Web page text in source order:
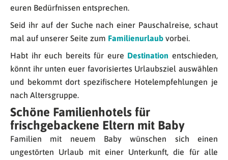
euren Bedürfnissen entsprechen.
Seid ihr auf der Suche nach einer Pauschalreise, schaut
mal auf unserer Seite zum Familienurlaub vorbei.
Habt ihr euch bereits für eure Destination entschieden,
könnt ihr unten euer favorisiertes Urlaubsziel auswählen
und bekommt dort spezifischere Hotelempfehlungen je
nach Altersgruppe.
Schöne Familienhotels für
frischgebackene Eltern mit Baby
Familien mit neuem Baby wünschen sich einen
ungestörten Urlaub mit einer Unterkunft, die für alle